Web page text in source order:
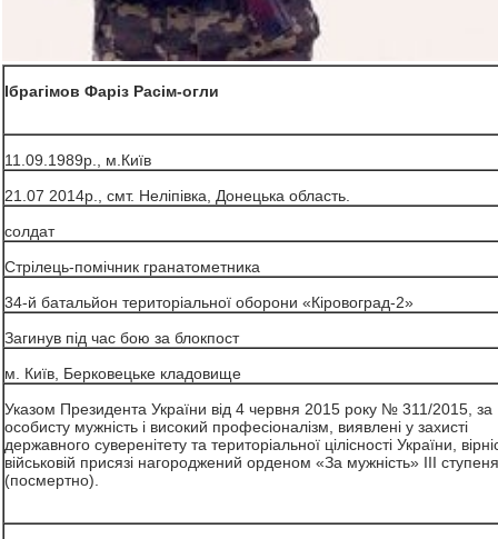
Ібрагімов Фаріз Расім-огли
11.09.1989р., м.Київ
21.07 2014р., смт. Неліпівка, Донецька область.
солдат
Стрілець-помічник гранатометника
34-й батальйон територіальної оборони «Кіровоград-2»
Загинув під час бою за блокпост
м. Київ, Берковецьке кладовище
Указом Президента України від 4 червня 2015 року № 311/2015, за
особисту мужність і високий професіоналізм, виявлені у захисті
державного суверенітету та територіальної цілісності України,
військовій присязі нагороджений орденом «За мужність» III ступеня
(посмертно).